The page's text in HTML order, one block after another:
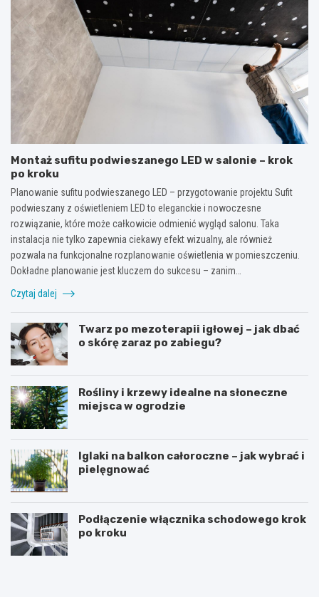
Montaż sufitu podwieszanego LED w salonie – krok
po kroku
Planowanie sufitu podwieszanego LED – przygotowanie projektu Sufit
podwieszany z oświetleniem LED to eleganckie i nowoczesne
rozwiązanie, które może całkowicie odmienić wygląd salonu. Taka
instalacja nie tylko zapewnia ciekawy efekt wizualny, ale również
pozwala na funkcjonalne rozplanowanie oświetlenia w pomieszczeniu.
Dokładne planowanie jest kluczem do sukcesu – zanim…
Czytaj dalej
Twarz po mezoterapii igłowej – jak dbać
o skórę zaraz po zabiegu?
Rośliny i krzewy idealne na słoneczne
miejsca w ogrodzie
Iglaki na balkon całoroczne – jak wybrać i
pielęgnować
Podłączenie włącznika schodowego krok
po kroku
R
C